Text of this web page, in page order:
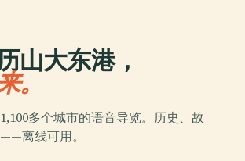
山大东港，
。
多个城市的语音导览。历史、故
离线可用。